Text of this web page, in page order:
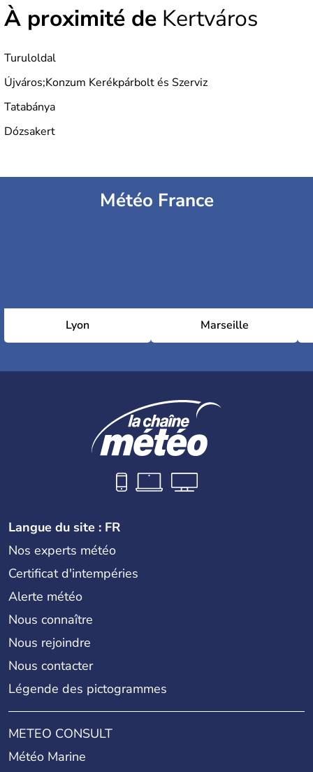
pays dont la langue est bien-sûr le hongrois et la
monnaie le forint. Sa capitale s'appelle Budapest.
développée en Hongrie.
À proximité de Kertváros
Turuloldal
Újváros;Konzum Kerékpárbolt és Szerviz
Tatabánya
Dózsakert
Météo France
Lyon Marseille
Langue du site : FR
Nos experts météo
Certificat d'intempéries
Alerte météo
Nous connaître
Nous rejoindre
Nous contacter
Légende des pictogrammes
METEO CONSULT
Météo Marine